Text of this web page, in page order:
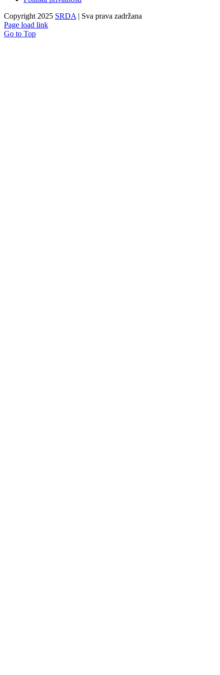
Copyright 2025 SRDA | Sva prava zadržana
Page load link
Go to Top